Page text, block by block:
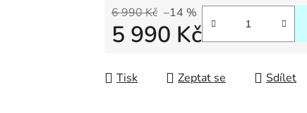
6 990 Kč –14 %
5 990 Kč
Tisk Zeptat se Sdílet